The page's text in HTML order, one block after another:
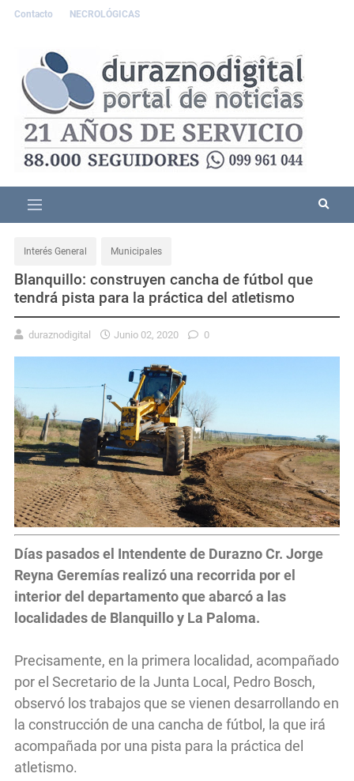
Contacto NECROLÓGICAS
Interés General Municipales
Blanquillo: construyen cancha de fútbol que
tendrá pista para la práctica del atletismo
duraznodigital Junio 02, 2020 0
Días pasados el Intendente de Durazno Cr. Jorge
Reyna Geremías realizó una recorrida por el
interior del departamento que abarcó a las
localidades de Blanquillo y La Paloma.
Precisamente, en la primera localidad, acompañado
por el Secretario de la Junta Local, Pedro Bosch,
observó los trabajos que se vienen desarrollando en
la construcción de una cancha de fútbol, la que irá
acompañada por una pista para la práctica del
atletismo.